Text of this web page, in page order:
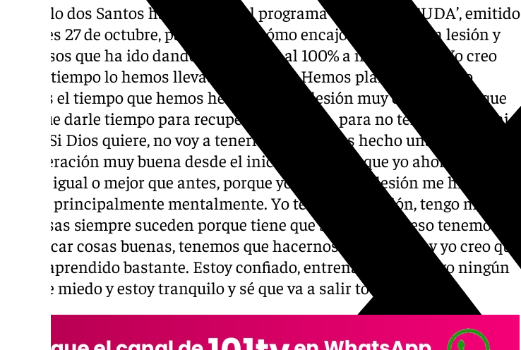
Marcelo dos Santos ha estado en el programa ‘Antequera SUDA’, emitido
el lunes 27 de octubre, para repasar cómo encajó el golpe de la lesión y
los pasos que ha ido dando hasta estar al 100% a nivel físico. «Yo creo
que el tiempo lo hemos llevado muy bien. Hemos planteado más o
menos el tiempo que hemos hecho. Es una lesión muy complicada, que
hay que darle tiempo para recuperar muy bien, para no tener recaída ni
nada. Si Dios quiere, no voy a tenerla, pero hemos hecho una
recuperación muy buena desde el inicio. la verdad que yo ahora me
siento igual o mejor que antes, porque yo creo que la lesión me hizo más
fuerte, principalmente mentalmente. Yo tengo mi religión, tengo mi fe y
las cosas siempre suceden porque tiene que suceder y de eso tenemos
que sacar cosas buenas, tenemos que hacernos más fuertes y yo creo que
yo he aprendido bastante. Estoy confiado, entrenando, no tengo ningún
tipo de miedo y estoy tranquilo y sé que va a salir todo muy bien».